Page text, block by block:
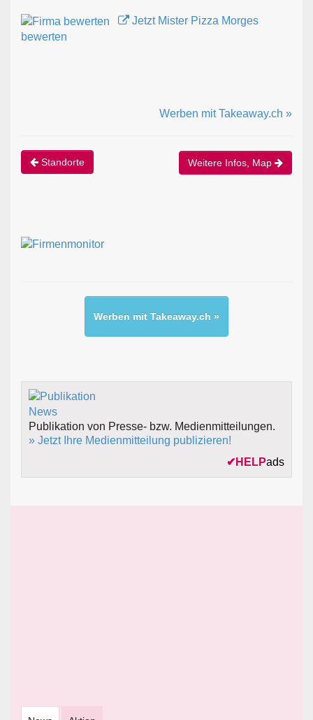
Jetzt Mister Pizza Morges
bewerten
Werben mit Takeaway.ch »
Standorte Weitere Infos, Map
Werben mit Takeaway.ch »
Publikation von Presse- bzw. Medienmitteilungen.
» Jetzt Ihre Medienmitteilung publizieren!
✔ HELPads